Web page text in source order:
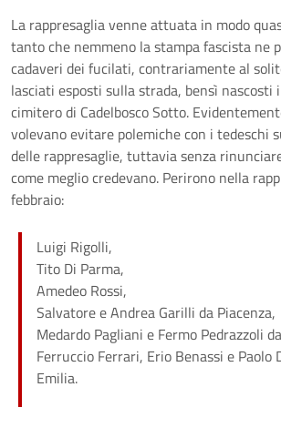
La rappresaglia venne attuata in modo
tanto che nemmeno la stampa fascista ne
cadaveri dei fucilati, contrariamente al
lasciati esposti sulla strada, bensì nascosti
cimitero di Cadelbosco Sotto.
volevano evitare polemiche con i tedeschi
delle rappresaglie, tuttavia senza
come meglio credevano. Perirono nella
febbraio:
Luigi Rigolli,
Tito Di Parma,
Amedeo Rossi,
Salvatore e Andrea Garilli da Piacenza,
Medardo Pagliani e Fermo Pedrazzoli
Ferruccio Ferrari, Erio Benassi e Paolo
Emilia.